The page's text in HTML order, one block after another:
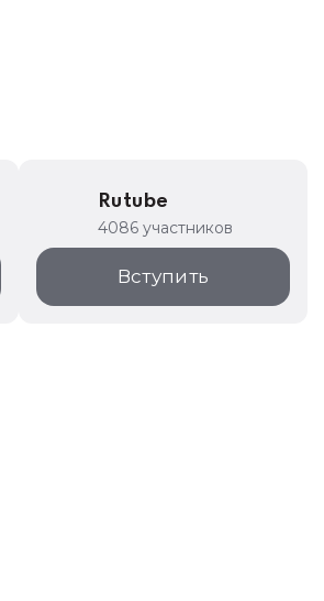
Rutube
4086 участников
Вступить